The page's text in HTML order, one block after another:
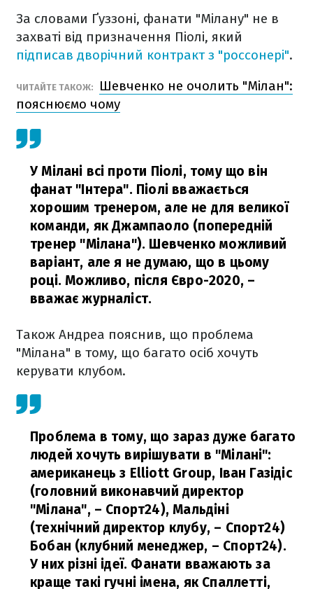
За словами Ґуззоні, фанати "Мілану" не в
захваті від призначення Піолі, який
підписав дворічний контракт з "россонері".
ЧИТАЙТЕ ТАКОЖ:
Шевченко не очолить "Мілан":
пояснюємо чому
У Мілані всі проти Піолі, тому що він
фанат "Інтера". Піолі вважається
хорошим тренером, але не для великої
команди, як Джампаоло (попередній
тренер "Мілана"). Шевченко можливий
варіант, але я не думаю, що в цьому
році. Можливо, після Євро-2020, –
вважає журналіст.
Також Андреа пояснив, що проблема
"Мілана" в тому, що багато осіб хочуть
керувати клубом.
Проблема в тому, що зараз дуже багато
людей хочуть вирішувати в "Мілані":
американець з Elliott Group, Іван Газідіс
(головний виконавчий директор
"Мілана", – Спорт24), Мальдіні
(технічний директор клубу, – Спорт24)
Бобан (клубний менеджер, – Спорт24).
У них різні ідеї. Фанати вважають за
краще такі гучні імена, як Спаллетті,